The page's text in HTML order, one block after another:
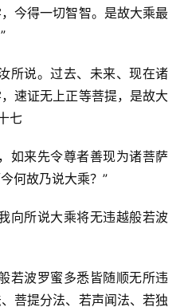
今得一切智智。是故大乘最
所说。过去、未来、现在诸
速证无上正等菩提，是故大
七
如来先令尊者善现为诸菩萨
何故乃说大乘？”
向所说大乘将无违越般若波
若波罗蜜多悉皆随顺无所违
菩提分法、若声闻法、若独